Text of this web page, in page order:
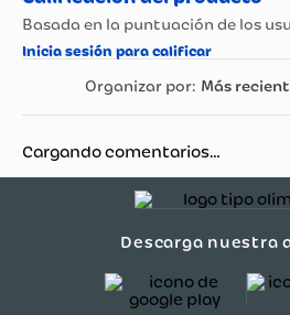
Más
Cargando comentarios…
Descarga nuestra